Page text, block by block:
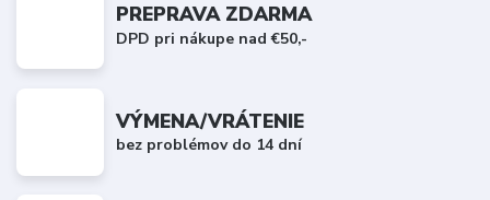
PREPRAVA ZDARMA
DPD pri nákupe nad €50,-
VÝMENA/VRÁTENIE
bez problémov do 14 dní